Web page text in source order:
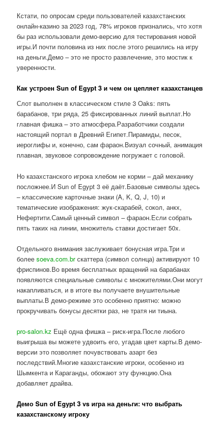
Кстати, по опросам среди пользователей казахстанских
онлайн-казино за 2023 год, 78% игроков признались, что хотя
бы раз использовали демо-версию для тестирования новой
игры.И почти половина из них после этого решились на игру
на деньги.Демо – это не просто развлечение, это мостик к
уверенности.
Как устроен Sun of Egypt 3 и чем он цепляет казахстанцев
Слот выполнен в классическом стиле 3 Oaks: пять
барабанов, три ряда, 25 фиксированных линий выплат.Но
главная фишка – это атмосфера.Разработчики создали
настоящий портал в Древний Египет.Пирамиды, песок,
иероглифы и, конечно, сам фараон.Визуал сочный, анимация
плавная, звуковое сопровождение погружает с головой.
Но казахстанского игрока хлебом не корми – дай механику
посложнее.И Sun of Egypt 3 её даёт.Базовые символы здесь
– классические карточные знаки (A, K, Q, J, 10) и
тематические изображения: жук-скарабей, сокол, анкх,
Нефертити.Самый ценный символ – фараон.Если собрать
пять таких на линии, множитель ставки достигает 50x.
Отдельного внимания заслуживает бонусная игра.Три и
болееsoeva.com.brскаттера (символ солнца) активируют 10
фриспинов.Во время бесплатных вращений на барабанах
появляются специальные символы с множителями.Они могут
накапливаться, и в итоге вы получаете внушительные
выплаты.В демо-режиме это особенно приятно: можно
прокручивать бонусы десятки раз, не тратя ни тиына.
pro-salon.kz Ещё одна фишка – риск-игра.После любого
выигрыша вы можете удвоить его, угадав цвет карты.В демо-
версии это позволяет почувствовать азарт без
последствий.Многие казахстанские игроки, особенно из
Шымкента и Караганды, обожают эту функцию.Она
добавляет драйва.
Демо Sun of Egypt 3 vs игра на деньги: что выбрать
казахстанскому игроку